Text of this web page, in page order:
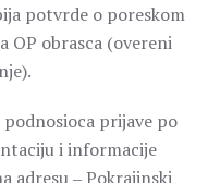
potvrde o poreskom
obrasca (overeni
prijave po
i informacije
adresu ‒ Pokrajinski